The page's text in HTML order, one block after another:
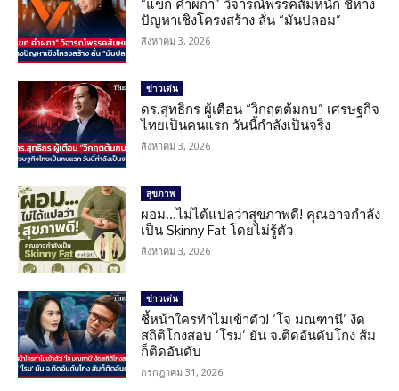
“แขก คำผกา” วิจารณ์พรรคส้มหนัก ชี้ห่าง
ปัญหาเชิงโครงสร้าง ลั่น “มันปลอม”
สิงหาคม 3, 2026
ข่าวเด่น
ดร.สุทธิกร ผู้เตือน “วิกฤตต้มกบ” เศรษฐกิจ
ไทยเป็นคนแรก วันนี้กำลังเป็นจริง
สิงหาคม 3, 2026
สุขภาพ
ผอม…ไม่ได้แปลว่าสุขภาพดี! คุณอาจกำลัง
เป็น Skinny Fat โดยไม่รู้ตัว
สิงหาคม 3, 2026
ข่าวเด่น
ชี้หน้าใครทำไมเข้าตัว! ‘โจ มณฑานี’ งัด
สถิติโกงสอบ ‘โรม’ ยัน จ.ติดอันดับโกง ส้ม
ก็ติดอันดับ
กรกฎาคม 31, 2026